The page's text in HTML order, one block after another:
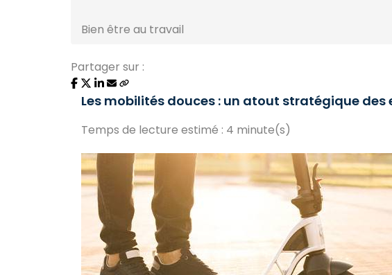
Bien être au travail
Partager sur :
Les mobilités douces : un atout stratégique des
Temps de lecture estimé : 4 minute(s)